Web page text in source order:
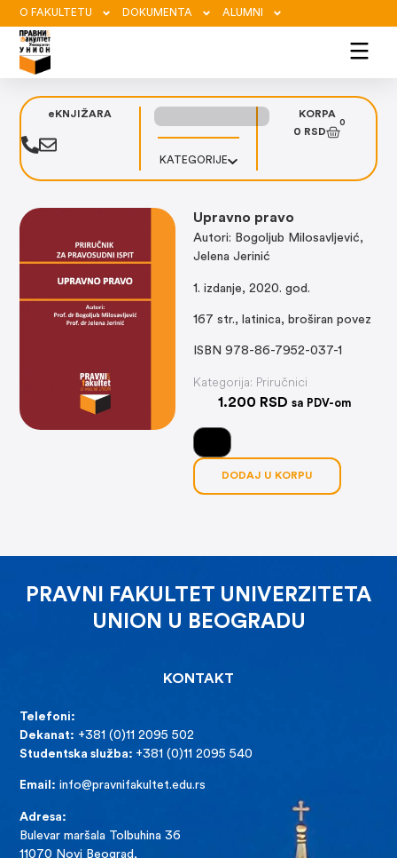
O FAKULTETU DOKUMENTA ALUMNI
eKNJIŽARA
KATEGORIJE
KORPA
0 RSD
0
Upravno pravo
Autori: Bogoljub Milosavljević,
Jelena Jerinić
1. izdanje, 2020. god.
167 str., latinica, broširan povez
ISBN 978-86-7952-037-1
Kategorija: Priručnici
1.200 RSD sa PDV-om
DODAJ U KORPU
PRAVNI FAKULTET UNIVERZITETA
UNION U BEOGRADU
KONTAKT
Telefoni:
Dekanat: +381 (0)11 2095 502
Studentska služba: +381 (0)11 2095 540
Email: info@pravnifakultet.edu.rs
Adresa:
Bulevar maršala Tolbuhina 36
11070 Novi Beograd,